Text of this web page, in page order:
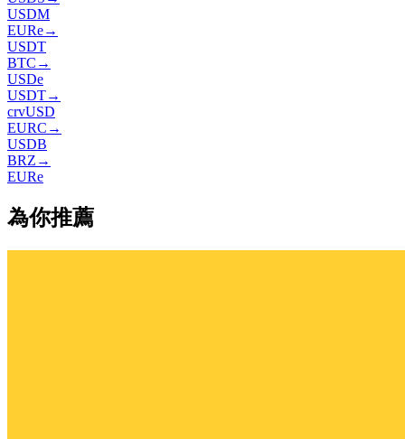
USDM
EURe→
USDT
BTC →
USDe
USDT→
crvUSD
EURC →
USDB
BRZ →
EURe
為你推薦